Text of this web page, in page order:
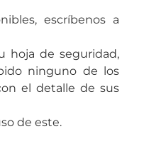
escríbenos a
hoja de seguridad,
ninguno de los
el detalle de sus
de este.